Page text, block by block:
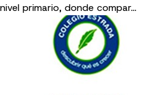
nivel primario, donde compar…